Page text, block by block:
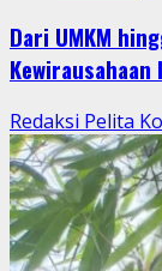
Dari UMKM
Kewirausahaan
Redaksi Pelita